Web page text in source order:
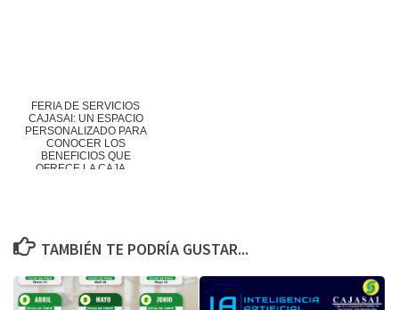
FERIA DE SERVICIOS
CAJASAI: UN ESPACIO
PERSONALIZADO PARA
CONOCER LOS
BENEFICIOS QUE
OFRECE LA CAJA ...
TAMBIÉN TE PODRÍA GUSTAR...